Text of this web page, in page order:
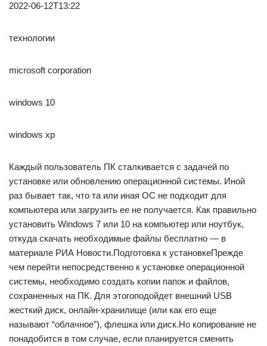
2022-06-12T13:22
технологии
microsoft corporation
windows 10
windows xp
Каждый пользователь ПК сталкивается с задачей по
установке или обновлению операционной системы. Иной
раз бывает так, что та или иная ОС не подходит для
компьютера или загрузить ее не получается. Как правильно
установить Windows 7 или 10 на компьютер или ноутбук,
откуда скачать необходимые файлы бесплатно — в
материале РИА Новости.Подготовка к установкеПрежде
чем перейти непосредственно к установке операционной
системы, необходимо создать копии папок и файлов,
сохраненных на ПК. Для этогоподойдет внешний USB
жесткий диск, онлайн-хранилище (или как его еще
называют “облачное”), флешка или диск.Но копирование не
понадобится в том случае, если планируется сменить